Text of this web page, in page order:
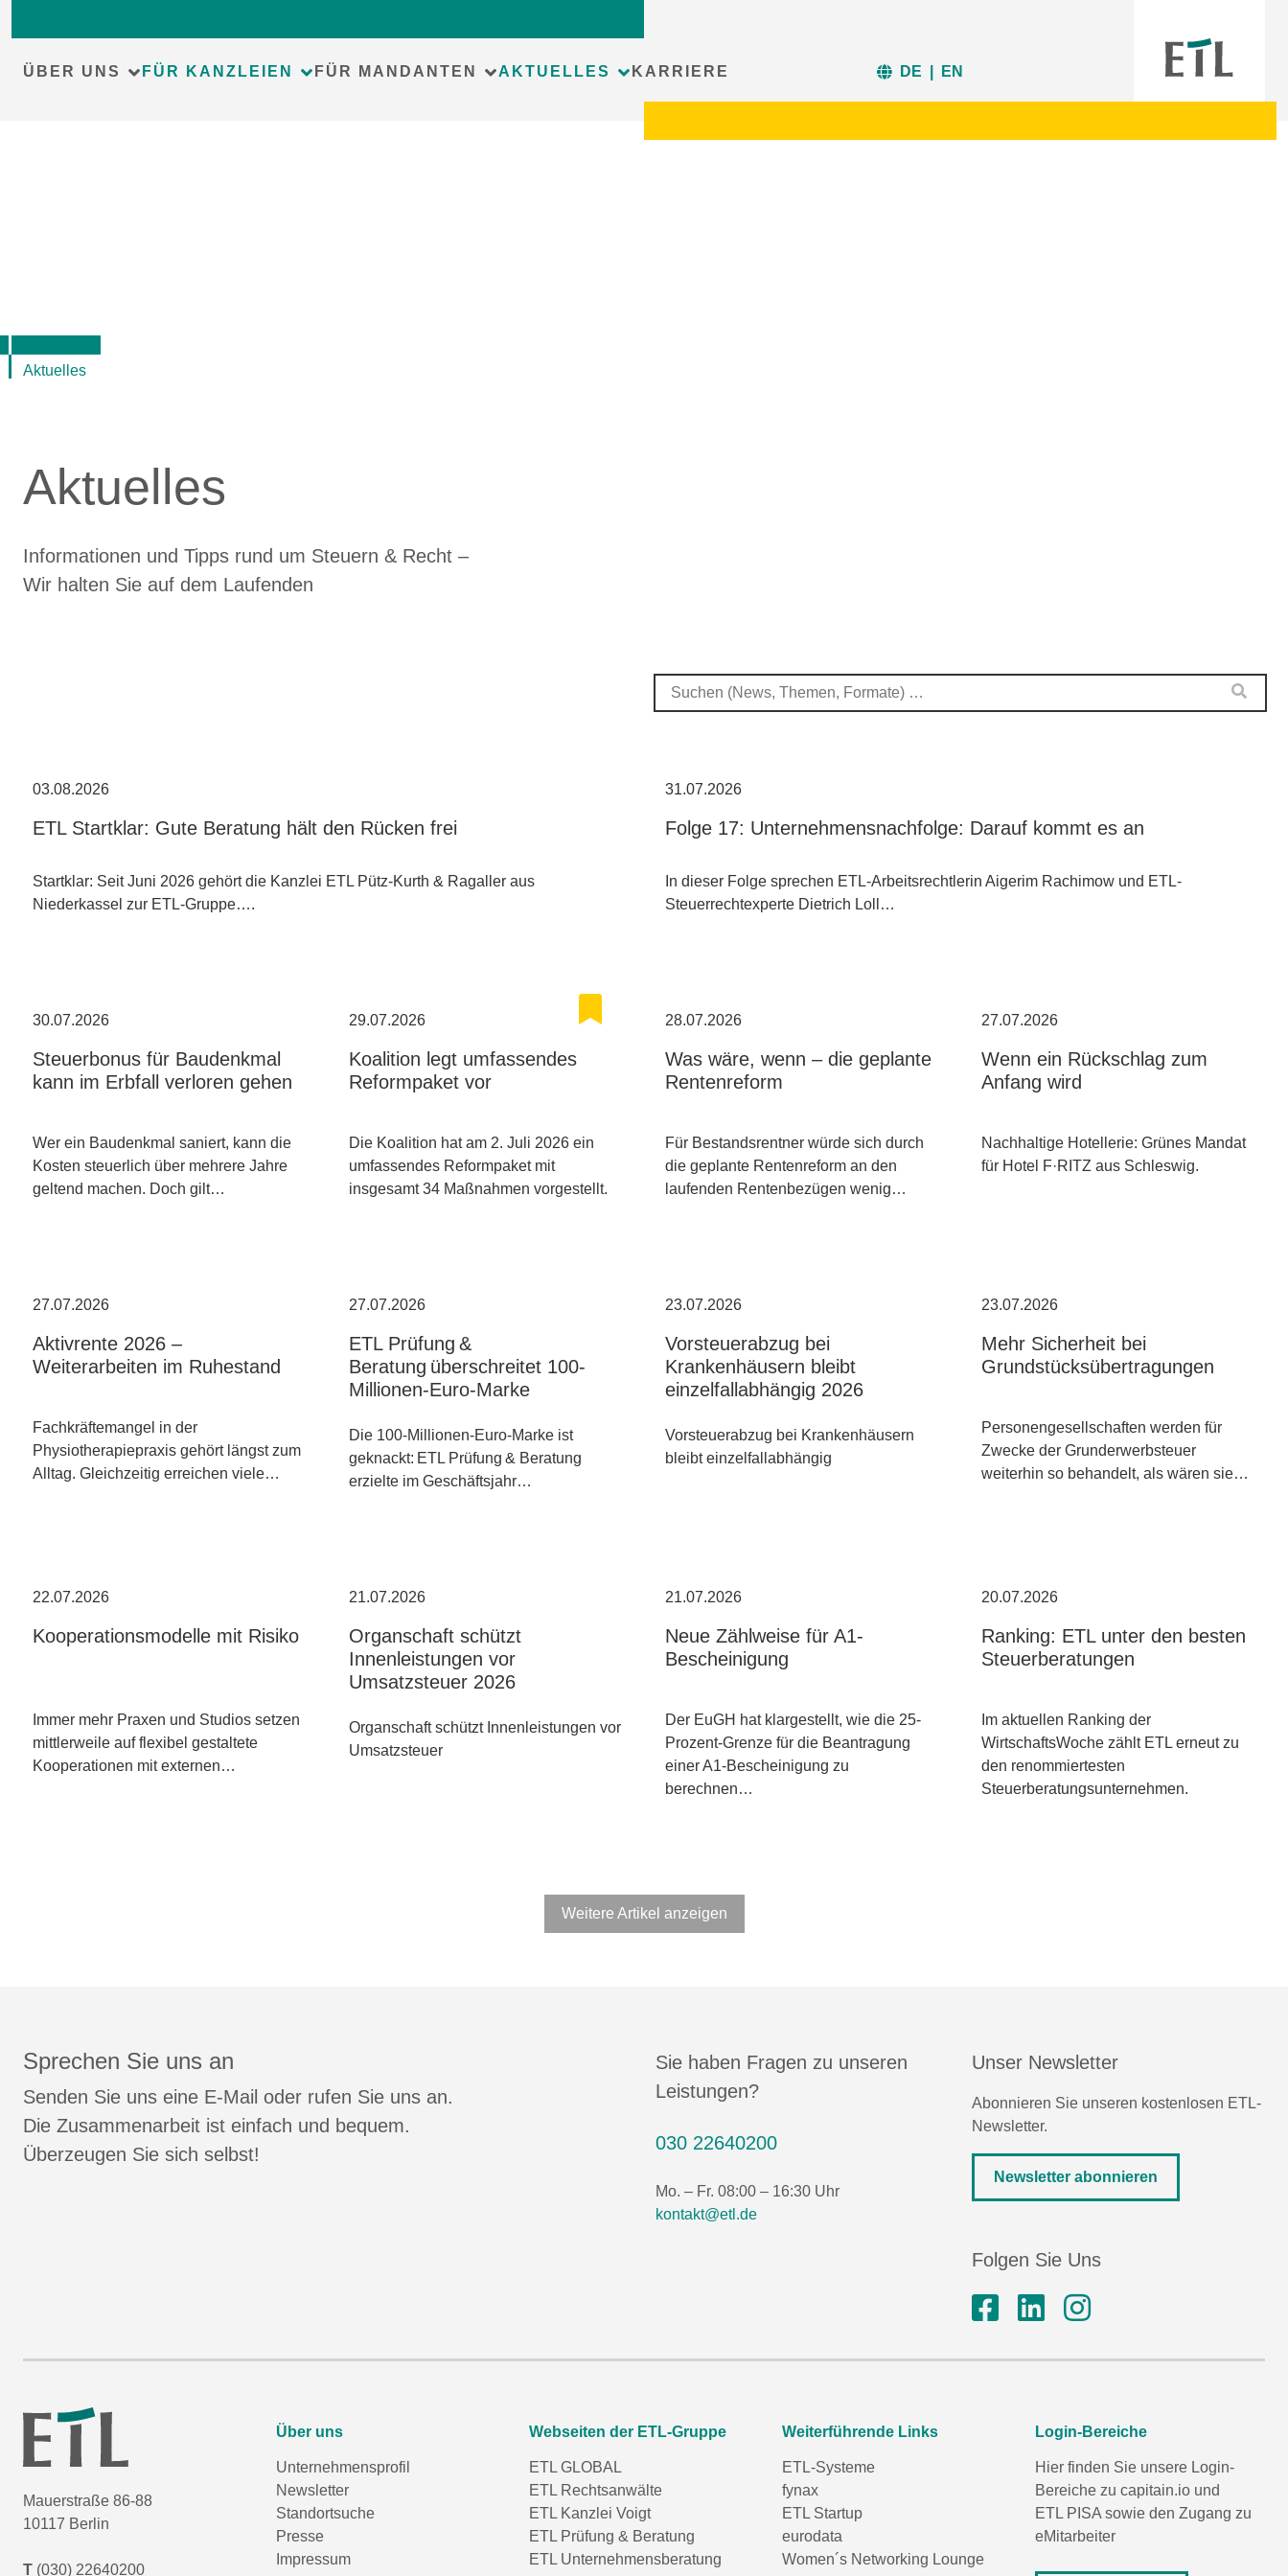
contentÜBER UNS FÜR KANZLEIEN FÜR MANDANTEN AKTUELLES KARRIERE DE EN
Aktuelle Informationen der ETL
Aktuelles
Aktuelles
Informationen und Tipps rund um Steuern & Recht –
Wir halten Sie auf dem Laufenden
03.08.2026
ETL Startklar: Gute Beratung hält den Rücken frei
Startklar: Seit Juni 2026 gehört die Kanzlei ETL Pütz-Kurth & Ragaller aus
Niederkassel zur ETL-Gruppe….
31.07.2026
Folge 17: Unternehmensnachfolge: Darauf kommt es an
In dieser Folge sprechen ETL-Arbeitsrechtlerin Aigerim Rachimow und ETL-
Steuerrechtexperte Dietrich Loll…
30.07.2026
Steuerbonus für Baudenkmal
kann im Erbfall verloren gehen
Wer ein Baudenkmal saniert, kann die
Kosten steuerlich über mehrere Jahre
geltend machen. Doch gilt…
29.07.2026
Koalition legt umfassendes
Reformpaket vor
Die Koalition hat am 2. Juli 2026 ein
umfassendes Reformpaket mit
insgesamt 34 Maßnahmen vorgestellt.
28.07.2026
Was wäre, wenn – die geplante
Rentenreform
Für Bestandsrentner würde sich durch
die geplante Rentenreform an den
laufenden Rentenbezügen wenig…
27.07.2026
Wenn ein Rückschlag zum
Anfang wird
Nachhaltige Hotellerie: Grünes Mandat
für Hotel F·RITZ aus Schleswig.
27.07.2026
Aktivrente 2026 –
Weiterarbeiten im Ruhestand
Fachkräftemangel in der
Physiotherapiepraxis gehört längst zum
Alltag. Gleichzeitig erreichen viele…
27.07.2026
ETL Prüfung &
Beratung überschreitet 100-
Millionen-Euro-Marke
Die 100-Millionen-Euro-Marke ist
geknackt: ETL Prüfung & Beratung
erzielte im Geschäftsjahr…
23.07.2026
Vorsteuerabzug bei
Krankenhäusern bleibt
einzelfallabhängig 2026
Vorsteuerabzug bei Krankenhäusern
bleibt einzelfallabhängig
23.07.2026
Mehr Sicherheit bei
Grundstücksübertragungen
Personengesellschaften werden für
Zwecke der Grunderwerbsteuer
weiterhin so behandelt, als wären sie…
22.07.2026
Kooperationsmodelle mit Risiko
Immer mehr Praxen und Studios setzen
mittlerweile auf flexibel gestaltete
Kooperationen mit externen…
21.07.2026
Organschaft schützt
Innenleistungen vor
Umsatzsteuer 2026
Organschaft schützt Innenleistungen vor
Umsatzsteuer
21.07.2026
Neue Zählweise für A1-
Bescheinigung
Der EuGH hat klargestellt, wie die 25-
Prozent-Grenze für die Beantragung
einer A1-Bescheinigung zu
berechnen…
20.07.2026
Ranking: ETL unter den besten
Steuerberatungen
Im aktuellen Ranking der
WirtschaftsWoche zählt ETL erneut zu
den renommiertesten
Steuerberatungsunternehmen.
Weitere Artikel anzeigen
Sprechen Sie uns an
Senden Sie uns eine E-Mail oder rufen Sie uns an.
Die Zusammenarbeit ist einfach und bequem.
Überzeugen Sie sich selbst!
Sie haben Fragen zu unseren
Leistungen?
030 22640200
Mo. – Fr. 08:00 – 16:30 Uhr
kontakt@etl.de
Unser Newsletter
Abonnieren Sie unseren kostenlosen ETL-
Newsletter.
Newsletter abonnieren
Folgen Sie Uns
Mauerstraße 86-88
10117 Berlin
T (030) 22640200
Über uns
Unternehmensprofil
Newsletter
Standortsuche
Presse
Impressum
Webseiten der ETL-Gruppe
ETL GLOBAL
ETL Rechtsanwälte
ETL Kanzlei Voigt
ETL Prüfung & Beratung
ETL Unternehmensberatung
Weiterführende Links
ETL-Systeme
fynax
ETL Startup
eurodata
Women´s Networking Lounge
Login-Bereiche
Hier finden Sie unsere Login-
Bereiche zu capitain.io und
ETL PISA sowie den Zugang zu
eMitarbeiter